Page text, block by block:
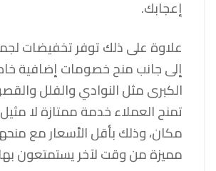
إعجابك.
علاوة على ذلك توفر تخفيضات
إلى جانب منح خصومات إضافية
الكبرى مثل النوادي والفلل
تمنح العملاء خدمة ممتازة لا
مكان، وذلك بأقل الأسعار مع
مميزة من وقت لآخر يستمتعون